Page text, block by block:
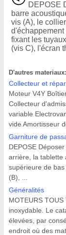
DEPOSE
barre
vis (A), le collier
d'échappement
fixant les
(vis C), l'écran
D'autres materiaux:
Collecteur et
Moteur V4Y
Collecteur
variable
vide Amortisseur
Garniture de
DEPOSE
arrière, la tablette
supérieure de
(B), ...
Généralités
MOTEURS
inoxydable. Le
élevées, par
endroit où des